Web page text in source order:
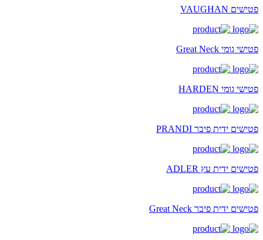
פטישים VAUGHAN
פטישי גומי Great Neck
פטישי גומי HARDEN
פטישים ידית פיבר PRANDI
פטישים ידית עץ ADLER
פטישים ידית פיבר Great Neck